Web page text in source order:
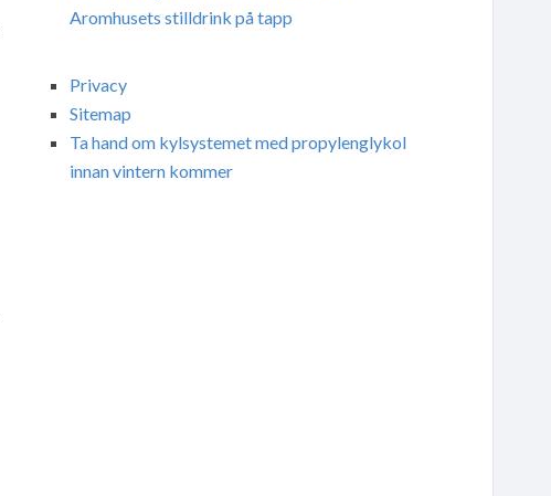
Aromhusets stilldrink på tapp
Privacy
Sitemap
Ta hand om kylsystemet med propylenglykol
innan vintern kommer